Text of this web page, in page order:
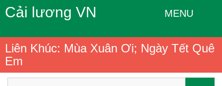
Cải lương VN MENU
Liên Khúc: Mùa Xuân Ơi; Ngày Tết Quê
Em